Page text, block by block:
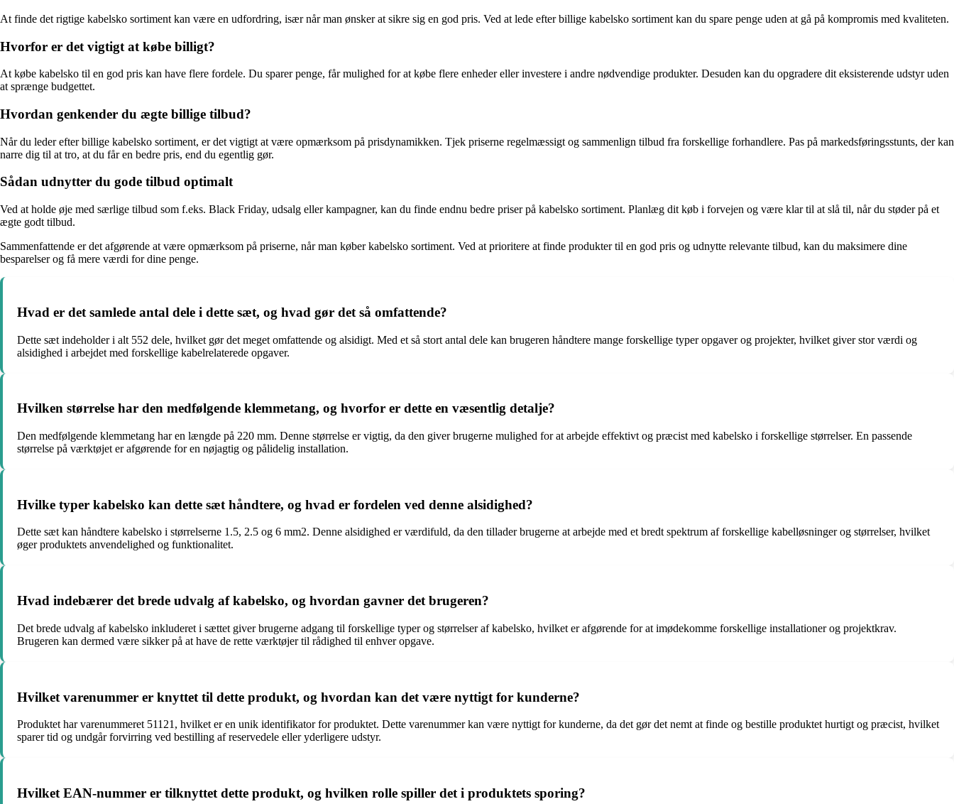
At finde det rigtige kabelsko sortiment kan være en udfordring, især når man ønsker at sikre sig en god pris. Ved at lede efter billige kabelsko sortiment kan du spare penge uden at gå på kompromis med kvaliteten.
Hvorfor er det vigtigt at købe billigt?
At købe kabelsko til en god pris kan have flere fordele. Du sparer penge, får mulighed for at købe flere enheder eller investere i andre nødvendige produkter. Desuden kan du opgradere dit eksisterende udstyr uden
at sprænge budgettet.
Hvordan genkender du ægte billige tilbud?
Når du leder efter billige kabelsko sortiment, er det vigtigt at være opmærksom på prisdynamikken. Tjek priserne regelmæssigt og sammenlign tilbud fra forskellige forhandlere. Pas på markedsføringsstunts, der kan
narre dig til at tro, at du får en bedre pris, end du egentlig gør.
Sådan udnytter du gode tilbud optimalt
Ved at holde øje med særlige tilbud som f.eks. Black Friday, udsalg eller kampagner, kan du finde endnu bedre priser på kabelsko sortiment. Planlæg dit køb i forvejen og være klar til at slå til, når du støder på et
ægte godt tilbud.
Sammenfattende er det afgørende at være opmærksom på priserne, når man køber kabelsko sortiment. Ved at prioritere at finde produkter til en god pris og udnytte relevante tilbud, kan du maksimere dine
besparelser og få mere værdi for dine penge.
Hvad er det samlede antal dele i dette sæt, og hvad gør det så omfattende?
Dette sæt indeholder i alt 552 dele, hvilket gør det meget omfattende og alsidigt. Med et så stort antal dele kan brugeren håndtere mange forskellige typer opgaver og projekter, hvilket giver stor værdi og
alsidighed i arbejdet med forskellige kabelrelaterede opgaver.
Hvilken størrelse har den medfølgende klemmetang, og hvorfor er dette en væsentlig detalje?
Den medfølgende klemmetang har en længde på 220 mm. Denne størrelse er vigtig, da den giver brugerne mulighed for at arbejde effektivt og præcist med kabelsko i forskellige størrelser. En passende
størrelse på værktøjet er afgørende for en nøjagtig og pålidelig installation.
Hvilke typer kabelsko kan dette sæt håndtere, og hvad er fordelen ved denne alsidighed?
Dette sæt kan håndtere kabelsko i størrelserne 1.5, 2.5 og 6 mm2. Denne alsidighed er værdifuld, da den tillader brugerne at arbejde med et bredt spektrum af forskellige kabelløsninger og størrelser, hvilket
øger produktets anvendelighed og funktionalitet.
Hvad indebærer det brede udvalg af kabelsko, og hvordan gavner det brugeren?
Det brede udvalg af kabelsko inkluderet i sættet giver brugerne adgang til forskellige typer og størrelser af kabelsko, hvilket er afgørende for at imødekomme forskellige installationer og projektkrav.
Brugeren kan dermed være sikker på at have de rette værktøjer til rådighed til enhver opgave.
Hvilket varenummer er knyttet til dette produkt, og hvordan kan det være nyttigt for kunderne?
Produktet har varenummeret 51121, hvilket er en unik identifikator for produktet. Dette varenummer kan være nyttigt for kunderne, da det gør det nemt at finde og bestille produktet hurtigt og præcist, hvilket
sparer tid og undgår forvirring ved bestilling af reservedele eller yderligere udstyr.
Hvilket EAN-nummer er tilknyttet dette produkt, og hvilken rolle spiller det i produktets sporing?